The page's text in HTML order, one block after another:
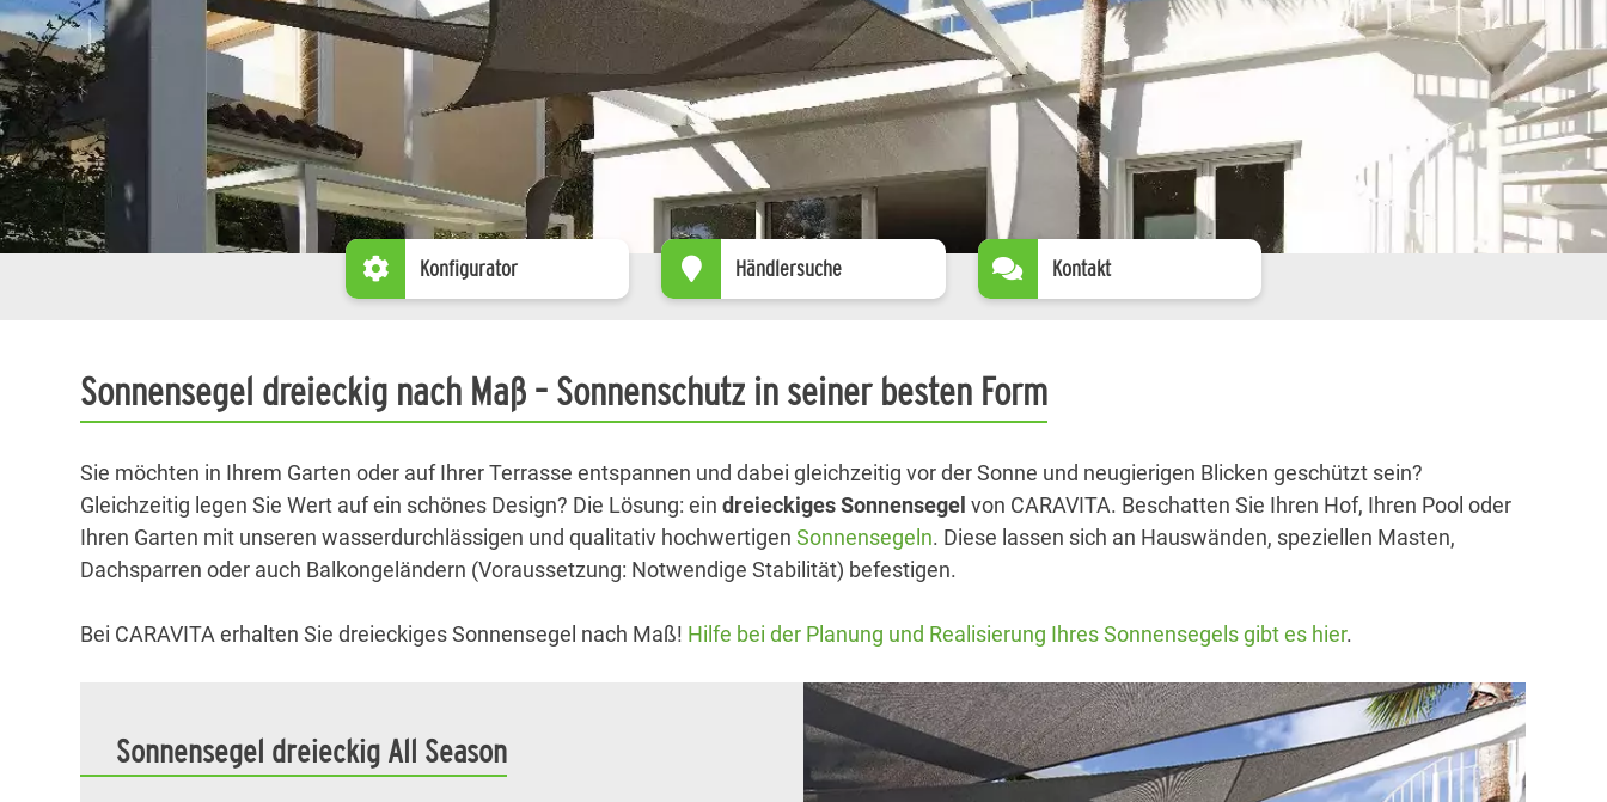
Konfigurator Händlersuche Kontakt
Sonnensegel dreieckig nach Maß – Sonnenschutz in seiner besten Form
Sie möchten in Ihrem Garten oder auf Ihrer Terrasse entspannen und dabei gleichzeitig vor der Sonne und neugierigen Blicken geschützt sein?
Gleichzeitig legen Sie Wert auf ein schönes Design? Die Lösung: eindreieckiges Sonnensegel von CARAVITA. Beschatten Sie Ihren Hof, Ihren Pool oder
Ihren Garten mit unseren wasserdurchlässigen und qualitativ hochwertigenSonnensegeln. Diese lassen sich an Hauswänden, speziellen Masten,
Dachsparren oder auch Balkongeländern (Voraussetzung: Notwendige Stabilität) befestigen.
Bei CARAVITA erhalten Sie dreieckiges Sonnensegel nach Maß! Hilfe bei der Planung und Realisierung Ihres Sonnensegels gibt es hier.
Sonnensegel dreieckig All Season